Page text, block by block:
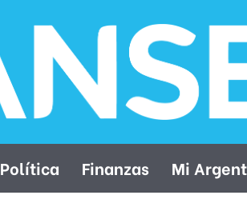
Política Finanzas Mi